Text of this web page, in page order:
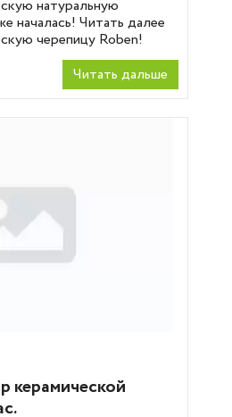
натуральную
началась! Читать далее
черепицу Roben!
Читать дальше
керамической